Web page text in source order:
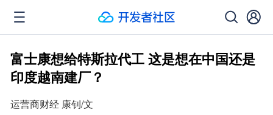
富士康想给特斯拉代工 这是想在中国还是
印度越南建厂？
运营商财经 康钊/文